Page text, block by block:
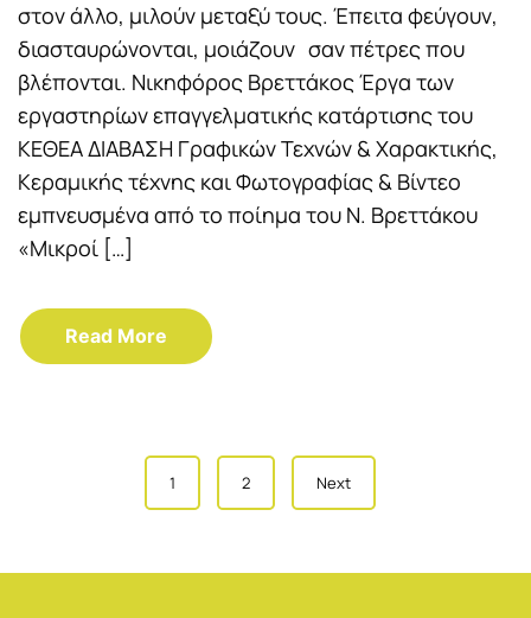
στον άλλο, μιλούν μεταξύ τους. Έπειτα φεύγουν,
διασταυρώνονται, μοιάζουν σαν πέτρες που
βλέπονται. Νικηφόρος Βρεττάκος Έργα των
εργαστηρίων επαγγελματικής κατάρτισης του
ΚΕΘΕΑ ΔΙΑΒΑΣΗ Γραφικών Τεχνών & Χαρακτικής,
Κεραμικής τέχνης και Φωτογραφίας & Βίντεο
εμπνευσμένα από το ποίημα του Ν. Βρεττάκου
«Μικροί […]
Read More
navigation
1 2 Next